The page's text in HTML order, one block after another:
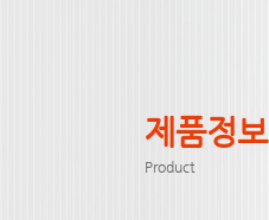
제품정보
Product